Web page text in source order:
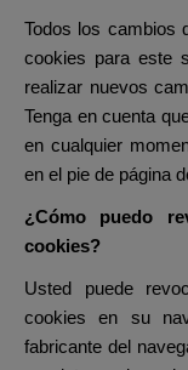
Todos los cambios
cookies para este
realizar nuevos
Tenga en cuenta
en cualquier
en el pie de página
¿Cómo puedo
cookies?
Usted puede
cookies en su
fabricante del